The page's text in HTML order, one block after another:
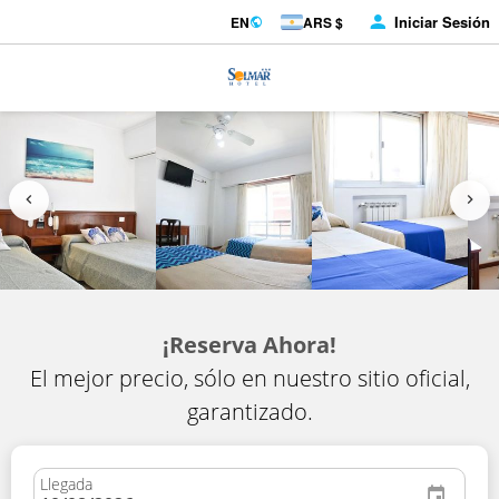
EN ARS $ Iniciar Sesión
¡Reserva Ahora!
El mejor precio, sólo en nuestro sitio oficial,
garantizado.
Llegada